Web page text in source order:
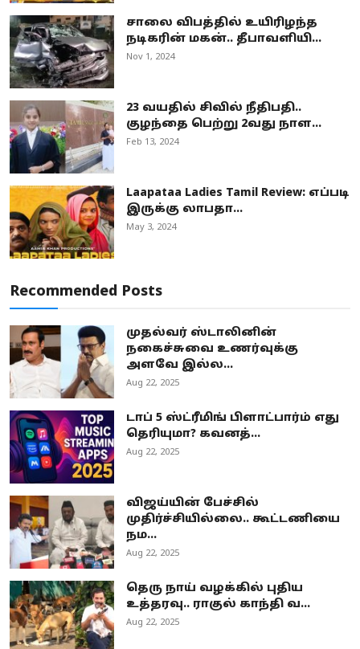
சாலை விபத்தில் உயிரிழந்த
நடிகரின் மகன்.. தீபாவளியி...
Nov 1, 2024
23 வயதில் சிவில் நீதிபதி..
குழந்தை பெற்று 2வது நாள...
Feb 13, 2024
Laapataa Ladies Tamil Review: எப்படி
இருக்கு லாபதா...
May 3, 2024
Recommended Posts
முதல்வர் ஸ்டாலினின்
நகைச்சுவை உணர்வுக்கு
அளவே இல்ல...
Aug 22, 2025
டாப் 5 ஸ்ட்ரீமிங் பிளாட்பார்ம் எது
தெரியுமா? கவனத்...
Aug 22, 2025
விஜய்யின் பேச்சில்
முதிர்ச்சியில்லை.. கூட்டணியை
நம...
Aug 22, 2025
தெரு நாய் வழக்கில் புதிய
உத்தரவு.. ராகுல் காந்தி வ...
Aug 22, 2025